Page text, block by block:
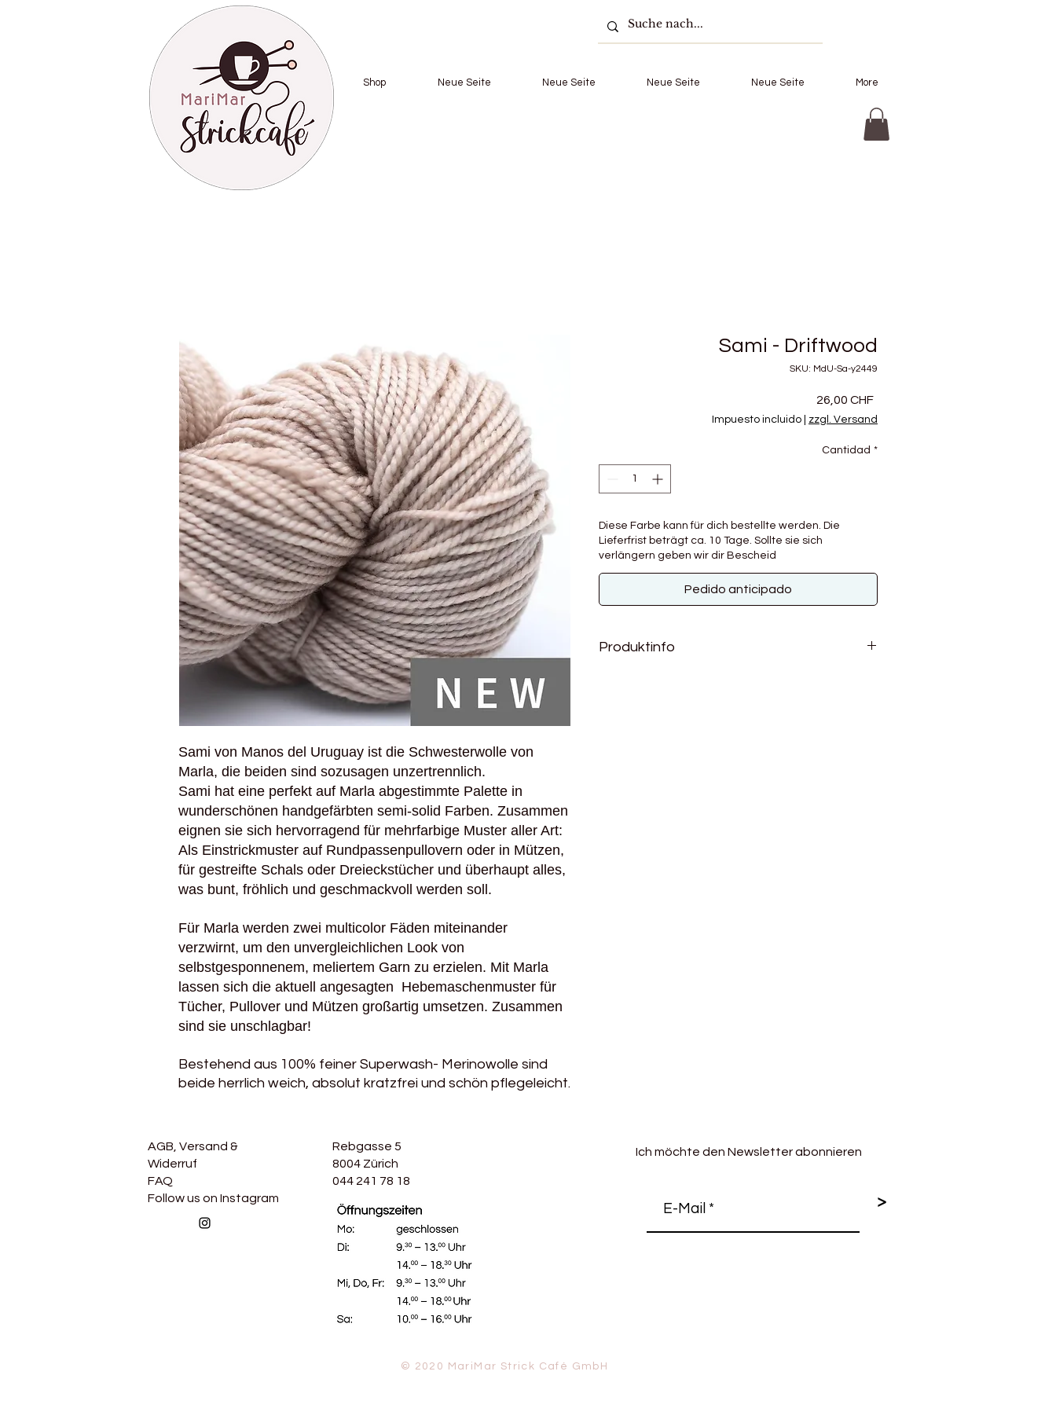
Shop Neue Seite Neue Seite Neue Seite Neue Seite More
Sami von Manos del Uruguay ist die Schwesterwolle von
Marla, die beiden sind sozusagen unzertrennlich.
Sami hat eine perfekt auf Marla abgestimmte Palette in
wunderschönen handgefärbten semi-solid Farben. Zusammen
eignen sie sich hervorragend für mehrfarbige Muster aller Art:
Als Einstrickmuster auf Rundpassenpullovern oder in Mützen,
für gestreifte Schals oder Dreieckstücher und überhaupt alles,
was bunt, fröhlich und geschmackvoll werden soll.
Für Marla werden zwei multicolor Fäden miteinander
verzwirnt, um den unvergleichlichen Look von
selbstgesponnenem, meliertem Garn zu erzielen. Mit Marla
lassen sich die aktuell angesagten Hebemaschenmuster für
Tücher, Pullover und Mützen großartig umsetzen. Zusammen
sind sie unschlagbar!
Bestehend aus 100% feiner Superwash- Merinowolle sind
beide herrlich weich, absolut kratzfrei und schön pflegeleicht.
Sami - Driftwood
SKU: MdU-Sa-y2449
26,00 CHFPrecio
Impuesto incluido zzgl. Versand
Cantidad *
Diese Farbe kann für dich bestellte werden. Die
Lieferfrist beträgt ca. 10 Tage. Sollte sie sich
verlängern geben wir dir Bescheid
Pedido anticipado
Produktinfo
AGB, Versand &
Widerruf
FAQ
Follow us on Instagram
Rebgasse 5
8004 Zürich
044 241 78 18
Ich möchte den Newsletter abonnieren
>
© 2020 MariMar Strick Café GmbH